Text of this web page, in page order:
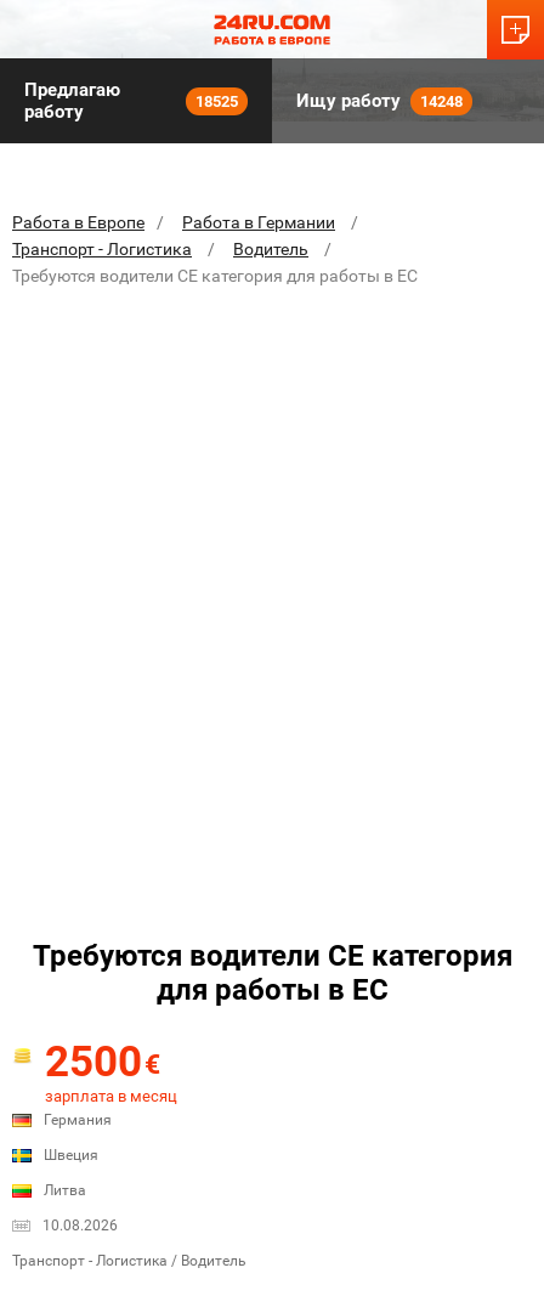
Предлагаю
работу
18525 Ищу работу 14248
Работа в Европе
Работа в Германии
Транспорт - Логистика
Водитель
Требуются водители СЕ категория для работы в ЕС
Требуются водители СЕ категория
для работы в ЕС
2500€
зарплата в месяц
Германия
Швеция
Литва
10.08.2026
Транспорт - Логистика / Водитель